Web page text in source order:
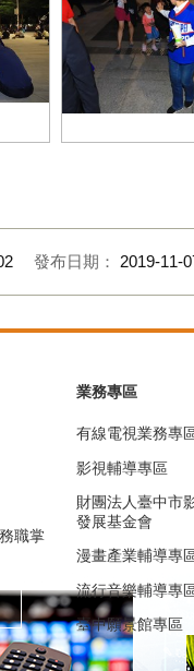
發布日期： 2019-11-
職掌
業務專區
有線電視業務專
影視輔導專區
財團法人臺中市
發展基金會
漫畫產業輔導專
流行音樂輔導專
臺中願景館專區